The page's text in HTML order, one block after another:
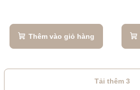
Thêm vào giỏ hàng
Tải thêm 3